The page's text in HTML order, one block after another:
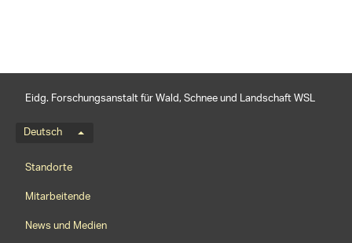
Eidg. Forschungsanstalt für Wald, Schnee und Landschaft WSL
Sprachmenü
Deutsch
Footernavigation
Standorte
Mitarbeitende
News und Medien